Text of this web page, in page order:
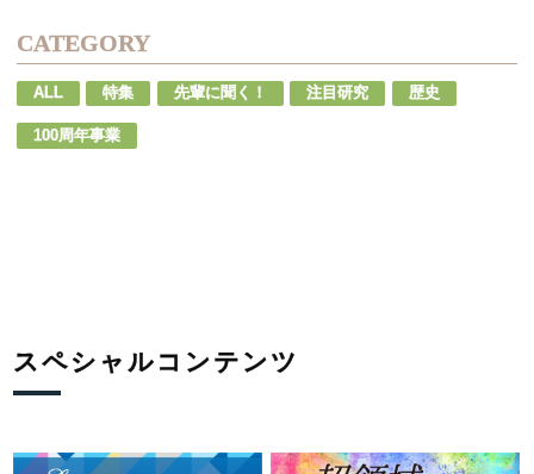
CATEGORY
ALL 特集 先輩に聞く！ 注目研究 歴史
100周年事業
スペシャルコンテンツ